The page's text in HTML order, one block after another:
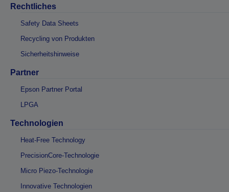
Rechtliches
Safety Data Sheets
Recycling von Produkten
Sicherheitshinweise
Partner
Epson Partner Portal
LPGA
Technologien
Heat-Free Technology
PrecisionCore-Technologie
Micro Piezo-Technologie
Innovative Technologien